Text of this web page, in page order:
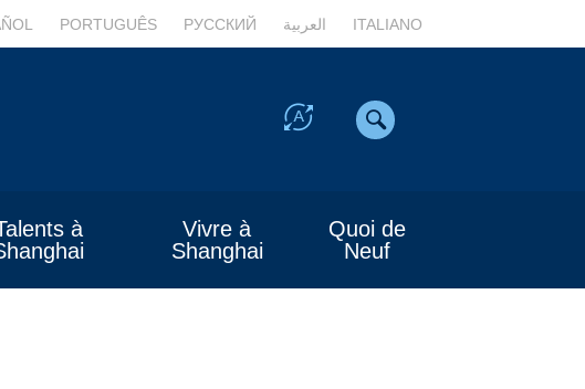
PORTUGUÊS РУССКИЙ العربية ITALIANO
à
Vivre à
Shanghai
Quoi de
Neuf